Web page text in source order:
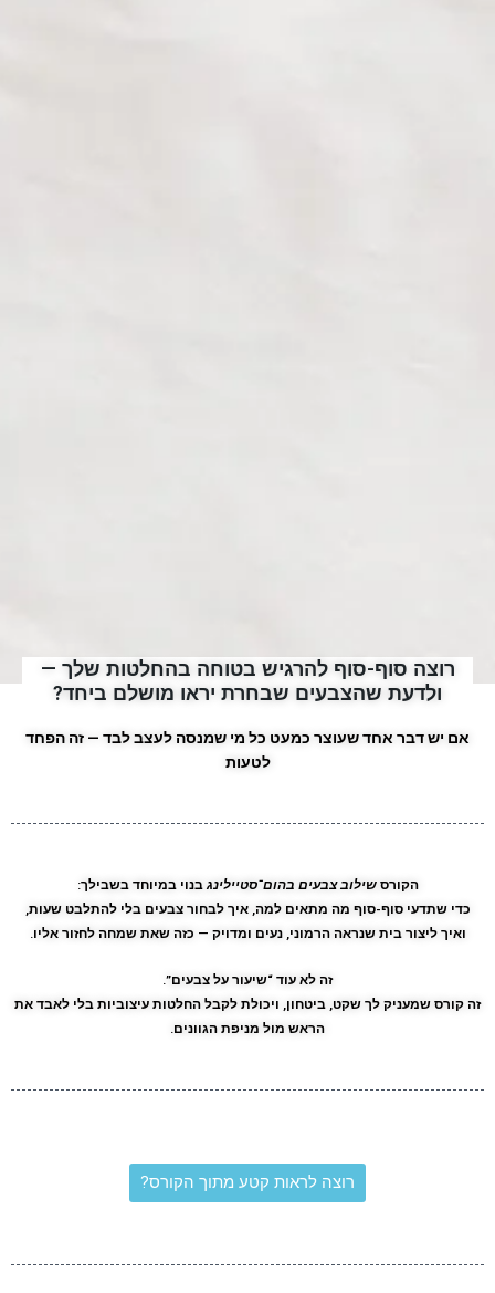
רוצה סוף-סוף להרגיש בטוחה בהחלטות שלך —
ולדעת שהצבעים שבחרת יראו מושלם ביחד?
אם יש דבר אחד שעוצר כמעט כל מי שמנסה לעצב לבד — זה הפחד
לטעות
הקורסשילוב צבעים בהום־סטיילינג בנוי במיוחד בשבילך:
כדי שתדעי סוף-סוף מה מתאים למה, איך לבחור צבעים בלי להתלבט שעות,
ואיך ליצור בית שנראה הרמוני, נעים ומדויק — כזה שאת שמחה לחזור אליו.
זה לא עוד “שיעור על צבעים”.
זה קורס שמעניק לך שקט ביטחון , ויכולת לקבל החלטות עיצוביות בלי לאבד את
הראש מול מניפת הגוונים.
רוצה לראות קטע מתוך הקורס?